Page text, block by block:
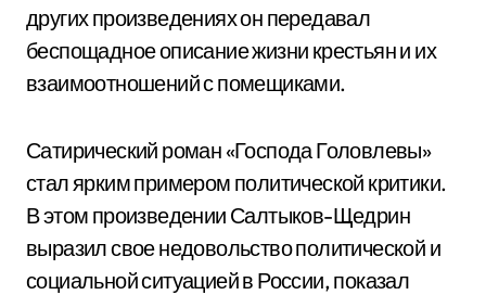
других произведениях он передавал
беспощадное описание жизни крестьян и их
взаимоотношений с помещиками.
Сатирический роман «Господа Головлевы»
стал ярким примером политической критики.
В этом произведении Салтыков-Щедрин
выразил свое недовольство политической и
социальной ситуацией в России, показал